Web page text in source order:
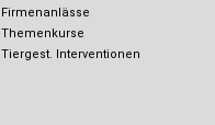
Firmenanlässe
Themenkurse
Tiergest. Interventionen